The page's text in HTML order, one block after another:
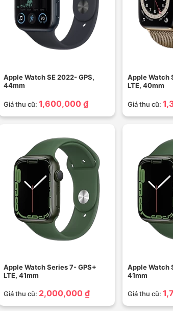
Apple Watch SE 2022- GPS,
44mm
Giá thu cũ: 1,600,000 ₫
Apple Watch
LTE, 40mm
Giá thu cũ:
Apple Watch Series 7- GPS+
LTE, 41mm
Giá thu cũ: 2,000,000 ₫
Apple Watch
41mm
Giá thu cũ: